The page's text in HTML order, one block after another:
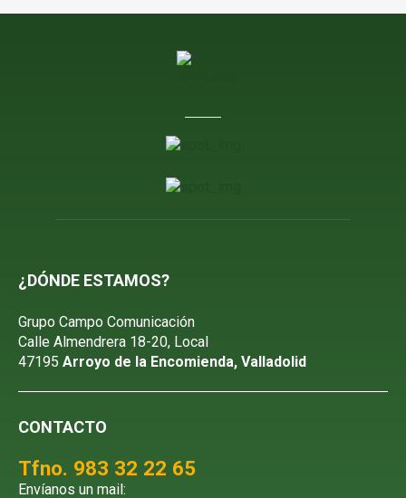
¿DÓNDE ESTAMOS?
Grupo Campo Comunicación
Calle Almendrera 18-20, Local
47195 Arroyo de la Encomienda, Valladolid
CONTACTO
Tfno. 983 32 22 65
Envíanos un mail: